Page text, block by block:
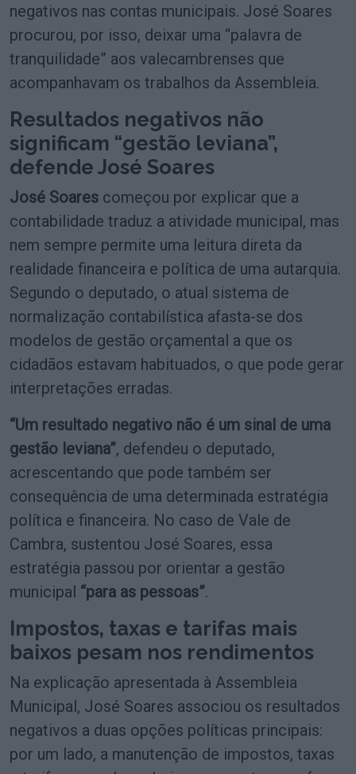
negativos nas contas municipais. José Soares
procurou, por isso, deixar uma “palavra de
tranquilidade” aos valecambrenses que
acompanhavam os trabalhos da Assembleia.
Resultados negativos não
significam “gestão leviana”,
defende José Soares
José Soares começou por explicar que a
contabilidade traduz a atividade municipal, mas
nem sempre permite uma leitura direta da
realidade financeira e política de uma autarquia.
Segundo o deputado, o atual sistema de
normalização contabilística afasta-se dos
modelos de gestão orçamental a que os
cidadãos estavam habituados, o que pode gerar
interpretações erradas.
“Um resultado negativo não é um sinal de uma
gestão leviana”, defendeu o deputado,
acrescentando que pode também ser
consequência de uma determinada estratégia
política e financeira. No caso de Vale de
Cambra, sustentou José Soares, essa
estratégia passou por orientar a gestão
municipal “para as pessoas”.
Impostos, taxas e tarifas mais
baixos pesam nos rendimentos
Na explicação apresentada à Assembleia
Municipal, José Soares associou os resultados
negativos a duas opções políticas principais:
por um lado, a manutenção de impostos, taxas